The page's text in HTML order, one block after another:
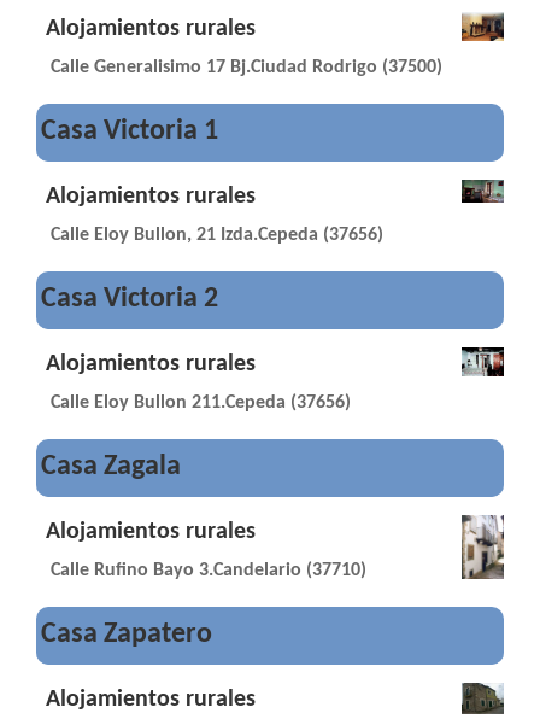
Alojamientos rurales
Calle Generalisimo 17 Bj.Ciudad Rodrigo (37500)
Casa Victoria 1
Alojamientos rurales
Calle Eloy Bullon, 21 Izda.Cepeda (37656)
Casa Victoria 2
Alojamientos rurales
Calle Eloy Bullon 211.Cepeda (37656)
Casa Zagala
Alojamientos rurales
Calle Rufino Bayo 3.Candelario (37710)
Casa Zapatero
Alojamientos rurales